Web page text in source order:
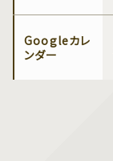
Googleカレ
ンダー